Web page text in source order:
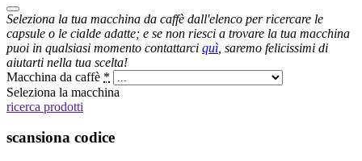
Seleziona la tua macchina da caffè dall'elenco per ricercare le
capsule o le cialde adatte; e se non riesci a trovare la tua macchina
puoi in qualsiasi momento contattarci quì , saremo felicissimi di
aiutarti nella tua scelta!
Macchina da caffè *
Seleziona la macchina
ricerca prodotti
scansiona codice